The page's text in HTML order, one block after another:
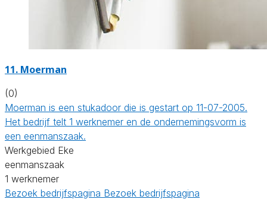
11. Moerman
(0)
Moerman is een stukadoor die is gestart op 11-07-2005.
Het bedrijf telt 1 werknemer en de ondernemingsvorm is
een eenmanszaak.
Werkgebied Eke
eenmanszaak
1 werknemer
Bezoek bedrijfspagina Bezoek bedrijfspagina